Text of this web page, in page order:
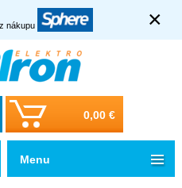
nákupu ×
0,00 €
Menu